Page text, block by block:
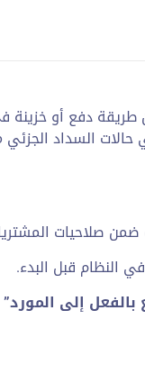
طريقة دفع أو
السداد
ضمن صلاحيات
النظام قبل البدء.
بالفعل إلى المورد”